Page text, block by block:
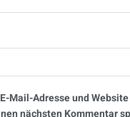
Mail-Adresse und
nächsten Kommentar